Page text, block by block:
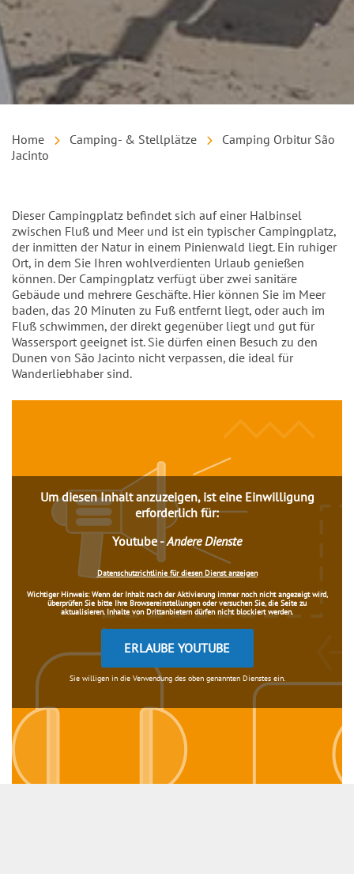
Home Camping- & Stellplätze
Camping Orbitur São
Jacinto
Einleitung
Dieser Campingplatz befindet sich auf einer Halbinsel
zwischen Fluß und Meer und ist ein typischer Campingplatz,
der inmitten der Natur in einem Pinienwald liegt. Ein ruhiger
Ort, in dem Sie Ihren wohlverdienten Urlaub genießen
können. Der Campingplatz verfügt über zwei sanitäre
Gebäude und mehrere Geschäfte. Hier können Sie im Meer
baden, das 20 Minuten zu Fuß entfernt liegt, oder auch im
Fluß schwimmen, der direkt gegenüber liegt und gut für
Wassersport geeignet ist. Sie dürfen einen Besuch zu den
Dunen von São Jacinto nicht verpassen, die ideal für
Wanderliebhaber sind.
Um diesen Inhalt anzuzeigen, ist eine Einwilligung
erforderlich für:
Youtube -Andere Dienste
Datenschutzrichtlinie für diesen Dienst anzeigen
Wichtiger Hinweis:Wenn der Inhalt nach der Aktivierung immer noch nicht angezeigt wird,
überprüfen Sie bitte Ihre Browsereinstellungen oder versuchen Sie, die Seite zu
aktualisieren. Inhalte von Drittanbietern dürfen nicht blockiert werden.
ERLAUBE YOUTUBE
Sie willigen in die Verwendung des oben genannten Dienstes ein.